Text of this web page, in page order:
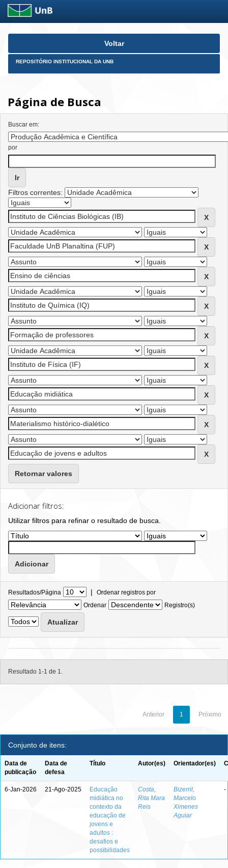
Skip
Voltar
REPOSITÓRIO INSTITUCIONAL DA UNB
Página de Busca
Buscar em:
por
Filtros correntes:
Retornar valores
Adicionar filtros:
Utilizar filtros para refinar o resultado de busca.
Resultados/Página | Ordenar registros por
Ordenar
Registro(s)
Resultado 1-1 de 1.
Anterior 1 Próximo
Conjunto de itens:
Data de
publicação
Data de
defesa
Título Autor(es) Orientador(es)
6-Jan-2026 21-Ago-2025
Educação
midiática no
contexto da
educação de
jovens e
adultos :
desafios e
possibilidades
Costa,
Rita Mara
Reis
Bizerril,
Marcelo
Ximenes
Aguiar
-